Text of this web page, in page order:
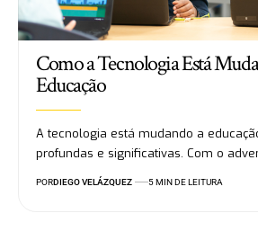
Como a Tecnologia Está
Educação
A tecnologia está mudando a
profundas e significativas. Com o
PORDIEGO VELÁZQUEZ 5 MIN DE LEITURA